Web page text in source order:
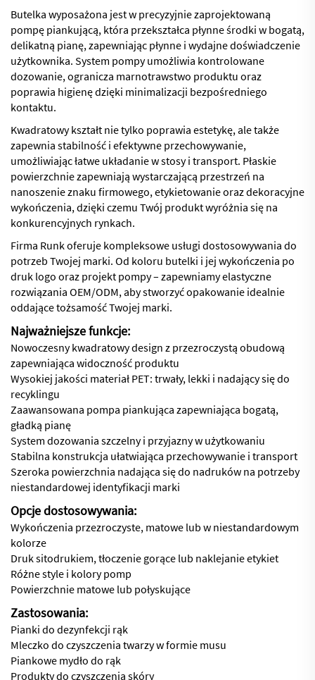
Butelka wyposażona jest w precyzyjnie zaprojektowaną
pompę piankującą, która przekształca płynne środki w bogatą,
delikatną pianę, zapewniając płynne i wydajne doświadczenie
użytkownika. System pompy umożliwia kontrolowane
dozowanie, ogranicza marnotrawstwo produktu oraz
poprawia higienę dzięki minimalizacji bezpośredniego
kontaktu.
Kwadratowy kształt nie tylko poprawia estetykę, ale także
zapewnia stabilność i efektywne przechowywanie,
umożliwiając łatwe układanie w stosy i transport. Płaskie
powierzchnie zapewniają wystarczającą przestrzeń na
nanoszenie znaku firmowego, etykietowanie oraz dekoracyjne
wykończenia, dzięki czemu Twój produkt wyróżnia się na
konkurencyjnych rynkach.
Firma Runk oferuje kompleksowe usługi dostosowywania do
potrzeb Twojej marki. Od koloru butelki i jej wykończenia po
druk logo oraz projekt pompy – zapewniamy elastyczne
rozwiązania OEM/ODM, aby stworzyć opakowanie idealnie
oddające tożsamość Twojej marki.
Najważniejsze funkcje:
Nowoczesny kwadratowy design z przezroczystą obudową
zapewniająca widoczność produktu
Wysokiej jakości materiał PET: trwały, lekki i nadający się do
recyklingu
Zaawansowana pompa piankująca zapewniająca bogatą,
gładką pianę
System dozowania szczelny i przyjazny w użytkowaniu
Stabilna konstrukcja ułatwiająca przechowywanie i transport
Szeroka powierzchnia nadająca się do nadruków na potrzeby
niestandardowej identyfikacji marki
Opcje dostosowywania:
Wykończenia przezroczyste, matowe lub w niestandardowym
kolorze
Druk sitodrukiem, tłoczenie gorące lub naklejanie etykiet
Różne style i kolory pomp
Powierzchnie matowe lub połyskujące
Zastosowania:
Pianki do dezynfekcji rąk
Mleczko do czyszczenia twarzy w formie musu
Piankowe mydło do rąk
Produkty do czyszczenia skóry